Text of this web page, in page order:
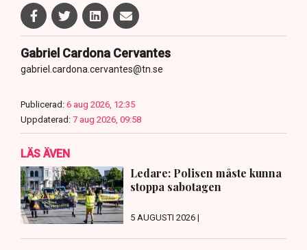
Gabriel Cardona Cervantes
gabriel.cardona.cervantes@tn.se
Publicerad: 6 aug 2026, 12:35
Uppdaterad: 7 aug 2026, 09:58
LÄS ÄVEN
Ledare: Polisen måste kunna
stoppa sabotagen
5 AUGUSTI 2026 |